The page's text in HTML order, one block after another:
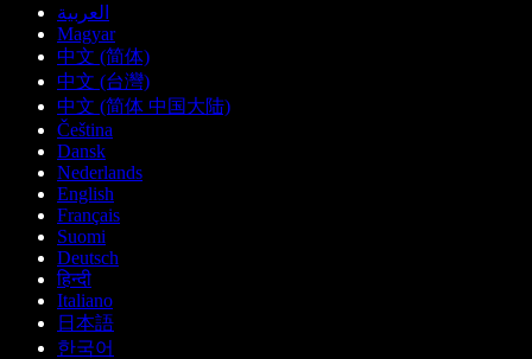
العربية
Magyar
中文 (简体)
中文 (台灣)
中文 (简体 中国大陆)
Čeština
Dansk
Nederlands
English
Français
Suomi
Deutsch
हिन्दी
Italiano
日本語
한국어